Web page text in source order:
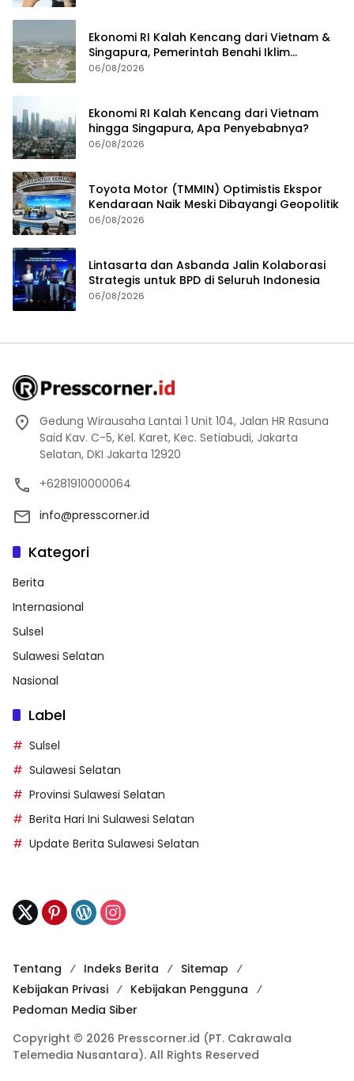
Ekonomi RI Kalah Kencang dari Vietnam &
Singapura, Pemerintah Benahi Iklim
Investasi
06/08/2026
Ekonomi RI Kalah Kencang dari Vietnam
hingga Singapura, Apa Penyebabnya?
06/08/2026
Toyota Motor (TMMIN) Optimistis Ekspor
Kendaraan Naik Meski Dibayangi Geopolitik
06/08/2026
Lintasarta dan Asbanda Jalin Kolaborasi
Strategis untuk BPD di Seluruh Indonesia
06/08/2026
Gedung Wirausaha Lantai 1 Unit 104, Jalan HR Rasuna
Said Kav. C-5, Kel. Karet, Kec. Setiabudi, Jakarta
Selatan, DKI Jakarta 12920
+6281910000064
info@presscorner.id
Kategori
Berita
Internasional
Sulsel
Sulawesi Selatan
Nasional
Label
Sulsel
Sulawesi Selatan
Provinsi Sulawesi Selatan
Berita Hari Ini Sulawesi Selatan
Update Berita Sulawesi Selatan
Tentang Indeks Berita
Sitemap
Kebijakan Privasi
Kebijakan Pengguna
Pedoman Media Siber
Copyright © 2026 Presscorner.id (PT. Cakrawala
Telemedia Nusantara). All Rights Reserved